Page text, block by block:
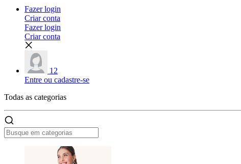
Fazer login
Criar conta
Fazer login
Criar conta
12
Entre ou cadastre-se
Todas as categorias